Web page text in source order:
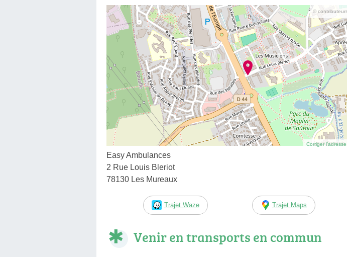
©
Corriger
Easy Ambulances
2 Rue Louis Bleriot
78130 Les Mureaux
Trajet Waze Trajet Maps
Venir en transports en commun